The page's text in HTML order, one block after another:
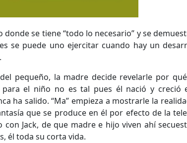
donde se tiene “todo lo necesario” y se
se puede uno ejercitar cuando hay un
pequeño, la madre decide revelarle por
el niño no es tal pues él nació y creció
ha salido. “Ma” empieza a mostrarle la
que se produce en él por efecto de la
Jack, de que madre e hijo viven ahí
él toda su corta vida.